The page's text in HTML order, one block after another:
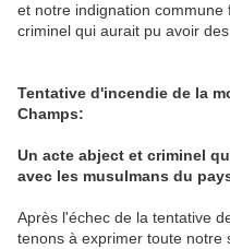
et notre indignation commune
criminel qui aurait pu avoir
Tentative d'incendie de la
Champs:
Un acte abject et criminel
avec les musulmans du
Après l'échec de la tentative
tenons à exprimer toute notre